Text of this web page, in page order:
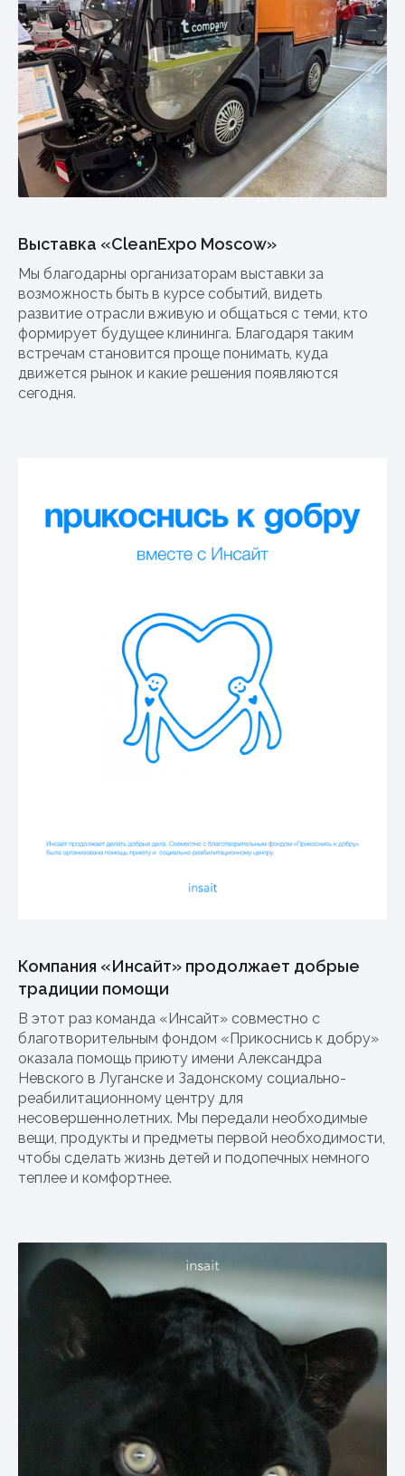
Выставка «CleanExpo Moscow»
Мы благодарны организаторам выставки за
возможность быть в курсе событий, видеть
развитие отрасли вживую и общаться с теми, кто
формирует будущее клининга. Благодаря таким
встречам становится проще понимать, куда
движется рынок и какие решения появляются
сегодня.
Компания «Инсайт» продолжает добрые
традиции помощи
В этот раз команда «Инсайт» совместно с
благотворительным фондом «Прикоснись к добру»
оказала помощь приюту имени Александра
Невского в Луганске и Задонскому социально-
реабилитационному центру для
несовершеннолетних. Мы передали необходимые
вещи, продукты и предметы первой необходимости,
чтобы сделать жизнь детей и подопечных немного
теплее и комфортнее.